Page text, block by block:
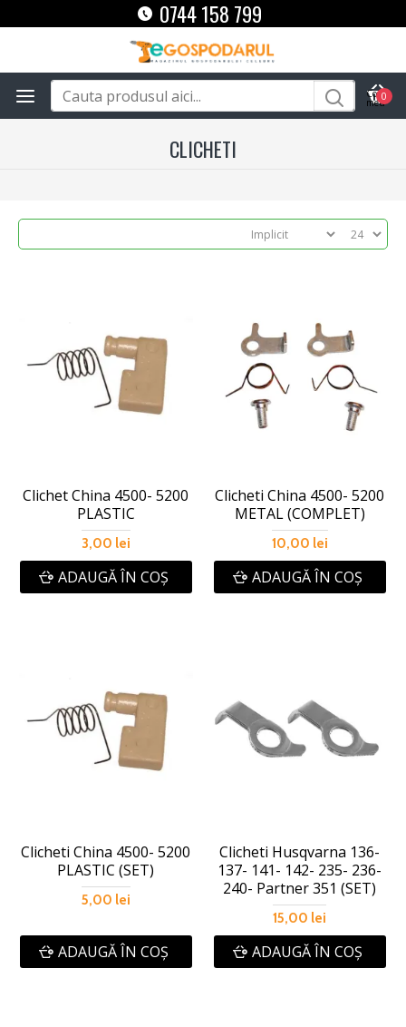
0744 158 799
0
CLICHETI
Clichet China 4500- 5200
PLASTIC
3,00 lei
ADAUGĂ ÎN COŞ
Clicheti China 4500- 5200
METAL (COMPLET)
10,00 lei
ADAUGĂ ÎN COŞ
Clicheti China 4500- 5200
PLASTIC (SET)
5,00 lei
ADAUGĂ ÎN COŞ
Clicheti Husqvarna 136-
137- 141- 142- 235- 236-
240- Partner 351 (SET)
15,00 lei
ADAUGĂ ÎN COŞ